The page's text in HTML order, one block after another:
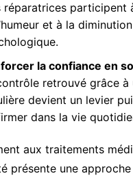
réparatrices participent
et à la
la confiance en
retrouvé grâce à
devient un levier
dans la vie
aux traitements
présente une